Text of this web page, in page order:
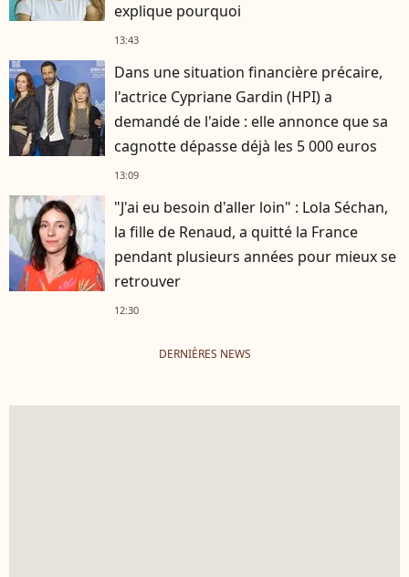
explique pourquoi
13:43
Dans une situation financière précaire,
l'actrice Cypriane Gardin (HPI) a
demandé de l'aide : elle annonce que sa
cagnotte dépasse déjà les 5 000 euros
13:09
"J'ai eu besoin d'aller loin" : Lola Séchan,
la fille de Renaud, a quitté la France
pendant plusieurs années pour mieux se
retrouver
12:30
DERNIÈRES NEWS